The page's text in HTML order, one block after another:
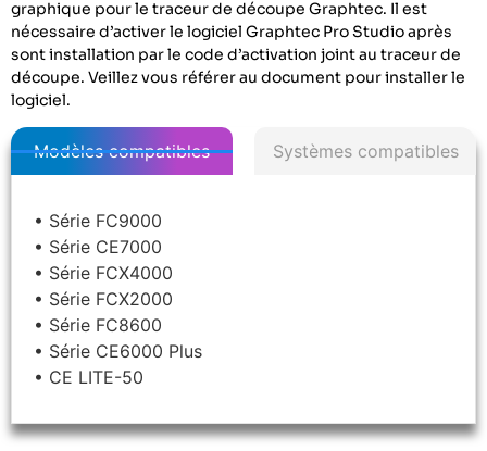
graphique pour le traceur de découpe Graphtec. Il est
nécessaire d’activer le logiciel Graphtec Pro Studio après
sont installation par le code d’activation joint au traceur de
découpe. Veillez vous référer au document pour installer le
logiciel.
Modèles compatibles Systèmes compatibles
• Série FC9000
• Série CE7000
• Série FCX4000
• Série FCX2000
• Série FC8600
• Série CE6000 Plus
• CE LITE-50